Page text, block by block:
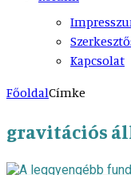
Kapcsolat
FőoldalCímke
gravitációs